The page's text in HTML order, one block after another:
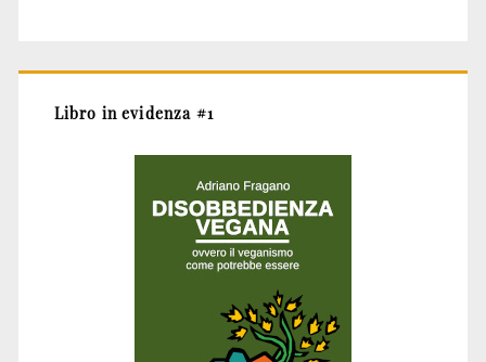
Libro in evidenza #1